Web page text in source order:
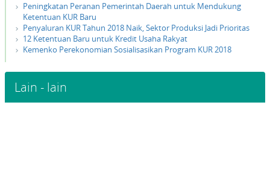
Peningkatan Peranan Pemerintah Daerah untuk Mendukung
Ketentuan KUR Baru
Penyaluran KUR Tahun 2018 Naik, Sektor Produksi Jadi Prioritas
12 Ketentuan Baru untuk Kredit Usaha Rakyat
Kemenko Perekonomian Sosialisasikan Program KUR 2018
Lain - lain